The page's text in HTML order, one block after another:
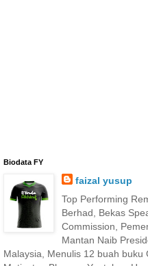
Biodata FY
faizal yusup
Top Performing
Berhad, Bekas
Commission,
Mantan Naib
Malaysia, Menulis 12 buah buku